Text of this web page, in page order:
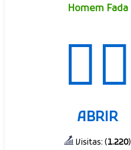
Homem Fada
🧚‍♂️
ABRIR
Visitas: (1.220)